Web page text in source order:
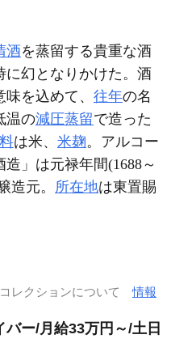
酒を蒸留する貴重な酒
に幻となりかけた。酒
味を込めて、 往年の名
温の減圧蒸留で造った
は米、 米麹。アルコー
造」は元禄年間(1688～
造元。 所在地は東置賜
コレクションについて情報
バー/月給33万円～/土日